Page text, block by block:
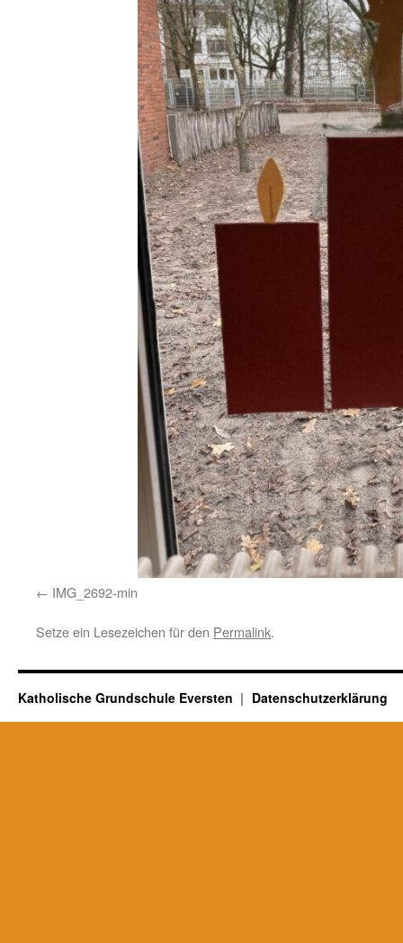
IMG_2692-min
Setze ein Lesezeichen für den Permalink.
Katholische Grundschule Eversten Datenschutzerklärung